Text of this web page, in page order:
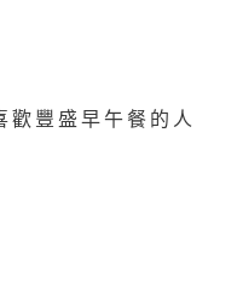
歡豐盛早午餐的人